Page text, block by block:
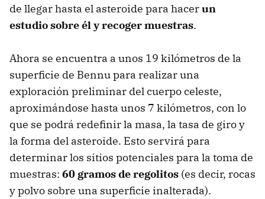
de llegar hasta el asteroide para hacerun
estudio sobre él y recoger muestras.
Ahora se encuentra a unos 19 kilómetros de la
superficie de Bennu para realizar una
exploración preliminar del cuerpo celeste,
aproximándose hasta unos 7 kilómetros, con lo
que se podrá redefinir la masa, la tasa de giro y
la forma del asteroide. Esto servirá para
determinar los sitios potenciales para la toma de
muestras: 60 gramos de regolitos (es decir, rocas
y polvo sobre una superficie inalterada).